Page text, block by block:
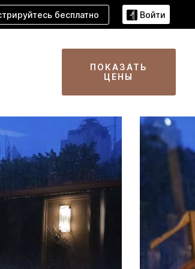
бесплатно Войти
ПОКАЗАТЬ
ЦЕНЫ